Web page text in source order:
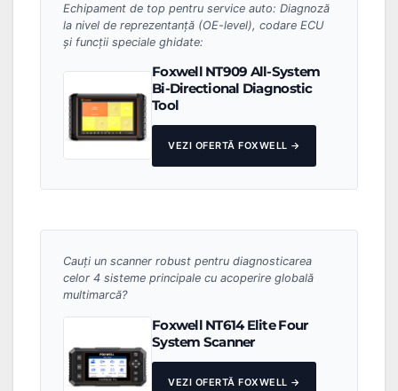
Echipament de top pentru service auto: Diagnoză
la nivel de reprezentanță (OE-level), codare ECU
și funcții speciale ghidate:
Foxwell NT909 All-System
Bi-Directional Diagnostic
Tool
VEZI OFERTĂ FOXWELL →
Cauți un scanner robust pentru diagnosticarea
celor 4 sisteme principale cu acoperire globală
multimarcă?
Foxwell NT614 Elite Four
System Scanner
VEZI OFERTĂ FOXWELL →